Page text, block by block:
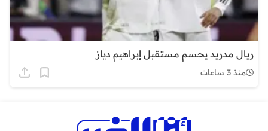
ريال مدريد يحسم مستقبل إبراهيم دياز
منذ 3 ساعات